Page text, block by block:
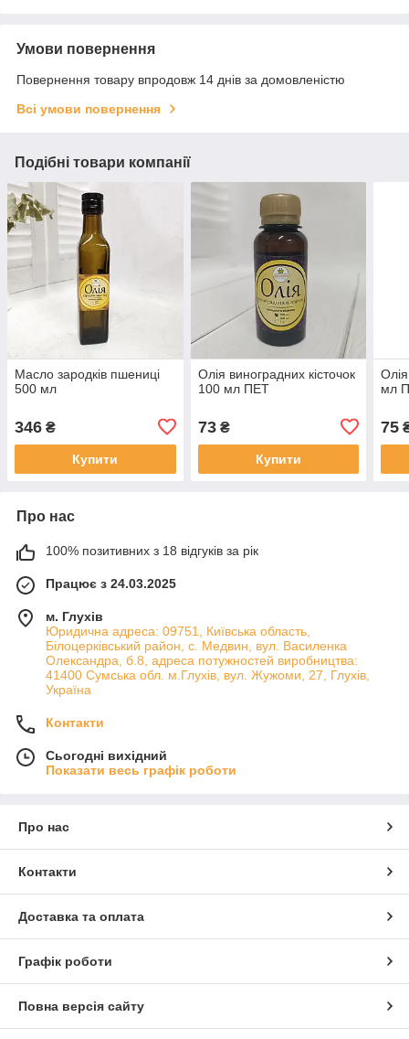
Умови повернення
Повернення товару впродовж 14 днів за домовленістю
Всі умови повернення
Подібні товари компанії
Масло зародків пшениці
500 мл
346 ₴
Купити
Олія виноградних кісточок
100 мл ПЕТ
73₴
Купити
мл
75
Про нас
100% позитивних з 18 відгуків за рік
Працює з 24.03.2025
м. Глухів
Юридична адреса: 09751, Київська область,
Білоцерківський район, с. Медвин, вул. Василенка
Олександра, б.8, адреса потужностей виробництва:
41400 Сумська обл. м.Глухів, вул. Жужоми, 27, Глухів,
Україна
Контакти
Сьогодні вихідний
Показати весь графік роботи
Про нас
Контакти
Доставка та оплата
Графік роботи
Повна версія сайту